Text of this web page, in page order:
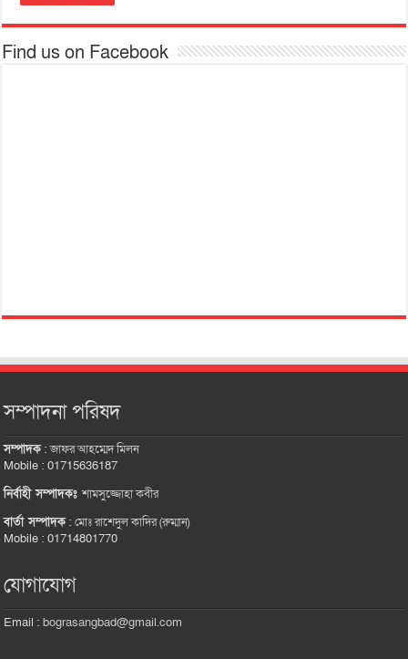
Find us on Facebook
সম্পাদনা পরিষদ
সম্পাদক:জাফর আহম্মেদ মিলন
Mobile : 01715636187
নির্বাহী সম্পাদকঃশামসুজ্জোহা কবীর
বার্তা সম্পাদক:মোঃ রাশেদুল কাদির (রুম্মান)
Mobile : 01714801770
যোগাযোগ
Email :bograsangbad@gmail.com